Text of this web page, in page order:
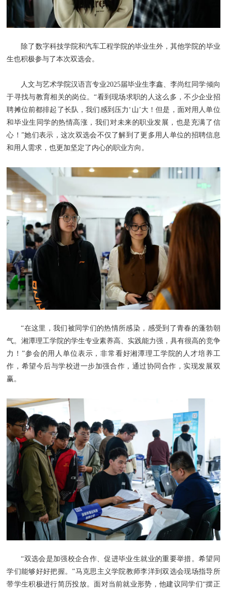
除了数字科技学院和汽车工程学院的毕业生外，其他学院的毕业
生也积极参与了本次双选会。
人文与艺术学院汉语言专业2025届毕业生李鑫、李尚红同学倾向
于寻找与教育相关的岗位。“看到现场求职的人这么多，不少企业招
聘摊位前都排起了长队，我们感到压力‘山’大！但是，面对用人单位
和毕业生同学的热情高涨，我们对未来的职业发展，也是充满了信
心！”她们表示，这次双选会不仅了解到了更多用人单位的招聘信息
和用人需求，也更加坚定了内心的职业方向。
“在这里，我们被同学们的热情所感染，感受到了青春的蓬勃朝
气。湘潭理工学院的学生专业素养高、实践能力强，具有很高的竞争
力！”参会的用人单位表示，非常看好湘潭理工学院的人才培养工
作，希望今后与学校进一步加强合作，通过协同合作，实现发展双
赢。
“双选会是加强校企合作、促进毕业生就业的重要举措。希望同
学们能够好好把握。”马克思主义学院教师李洋到双选会现场指导所
带学生积极进行简历投放。面对当前就业形势，他建议同学们“摆正